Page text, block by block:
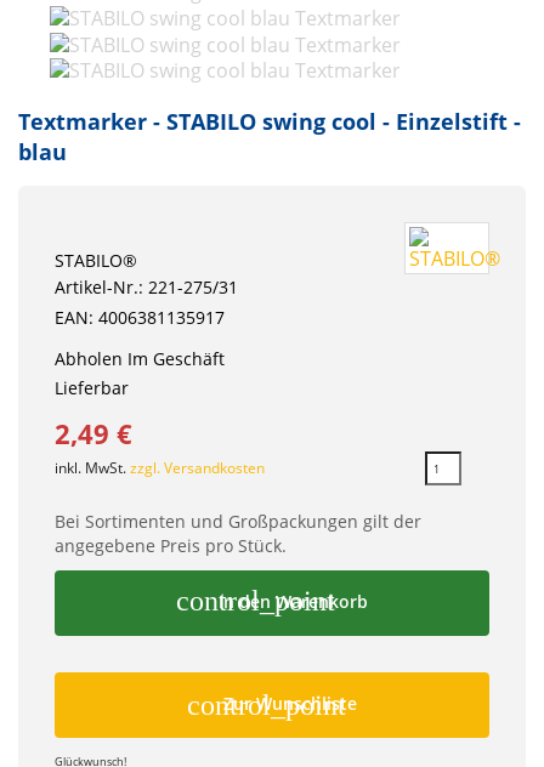
Textmarker - STABILO swing cool - Einzelstift -
blau
STABILO®
Artikel-Nr.: 221-275/31
EAN: 4006381135917
Abholen Im Geschäft
Lieferbar
2,49 €
inkl. MwSt.zzgl. Versandkosten
Bei Sortimenten und Großpackungen gilt der
angegebene Preis pro Stück.
control_point
In den Warenkorb
control_point
Zur Wunschliste
Glückwunsch!